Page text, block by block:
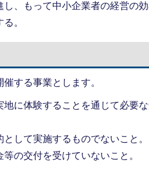
、もって中小企業者の経営の
。
する事業とします。
に体験することを通じて必要
して実施するものでないこと。
の交付を受けていないこと。